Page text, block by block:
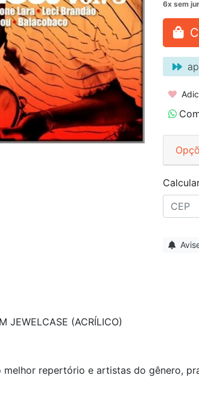
JEWELCASE (ACRÍLICO)
melhor repertório e artistas do gênero,